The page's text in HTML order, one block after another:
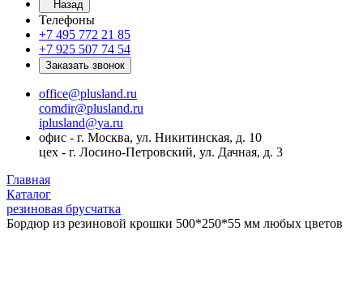
Назад
Телефоны
+7 495 772 21 85
+7 925 507 74 54
Заказать звонок
office@plusland.ru
comdir@plusland.ru
iplusland@ya.ru
офис - г. Москва, ул. Никитинская, д. 10
цех - г. Лосино-Петровский, ул. Дачная, д. 3
Главная
Каталог
резиновая брусчатка
Бордюр из резиновой крошки 500*250*55 мм любых цветов